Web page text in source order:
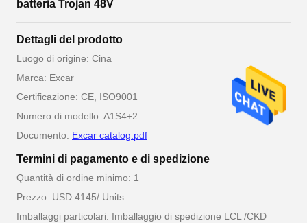
batteria Trojan 48V
Dettagli del prodotto
Luogo di origine: Cina
Marca: Excar
Certificazione: CE, ISO9001
Numero di modello: A1S4+2
Documento: Excar catalog.pdf
Termini di pagamento e di spedizione
Quantità di ordine minimo: 1
Prezzo: USD 4145/ Units
Imballaggi particolari: Imballaggio di spedizione LCL /CKD